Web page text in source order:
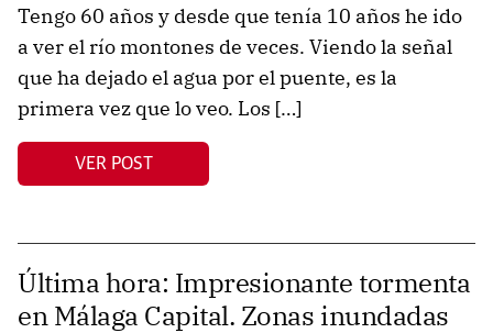
Tengo 60 años y desde que tenía 10 años he ido
a ver el río montones de veces. Viendo la señal
que ha dejado el agua por el puente, es la
primera vez que lo veo. Los […]
VER POST
Última hora: Impresionante tormenta
en Málaga Capital. Zonas inundadas